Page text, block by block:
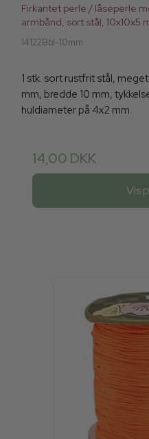
Firkantet perle / låseperle
armbånd, sort stål, 10x10x5
14122Bbl-10mm
1 stk. sort rustfrit stål,
mm, bredde 10 mm,
huldiameter på 4x2 mm.
14,00 DKK
Vis